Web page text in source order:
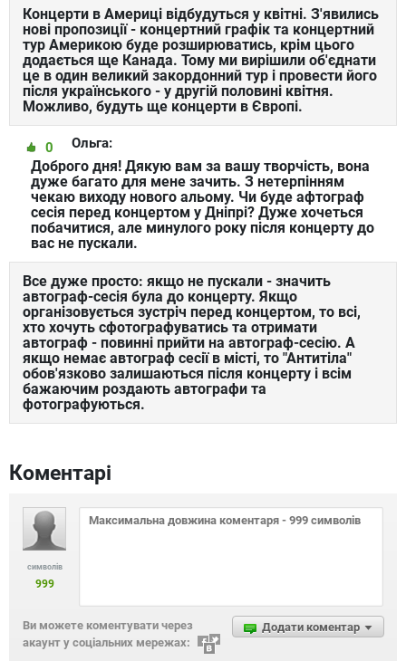
Концерти в Америці відбудуться у квітні. З'явились
нові пропозиції - концертний графік та концертний
тур Америкою буде розширюватись, крім цього
додається ще Канада. Тому ми вирішили об'єднати
це в один великий закордонний тур і провести його
після українського - у другій половині квітня.
Можливо, будуть ще концерти в Європі.
Ольга:
0
Доброго дня! Дякую вам за вашу творчість, вона
дуже багато для мене зачить. З нетерпінням
чекаю виходу нового альому. Чи буде афтограф
сесія перед концертом у Дніпрі? Дуже хочеться
побачитися, але минулого року після концерту до
вас не пускали.
Все дуже просто: якщо не пускали - значить
автограф-сесія була до концерту. Якщо
організовується зустріч перед концертом, то всі,
хто хочуть сфотографуватись та отримати
автограф - повинні прийти на автограф-сесію. А
якщо немає автограф сесії в місті, то "Антитіла"
обов'язково залишаються після концерту і всім
бажаючим роздають автографи та
фотографуються.
Коментарі
символів
999
Додати коментар
Ви можете коментувати через
акаунт у соціальних мережах: